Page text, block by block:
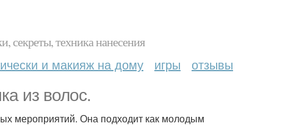
секреты, техника нанесения
и макияж на дому игры отзывы
из волос.
мероприятий. Она подходит как молодым